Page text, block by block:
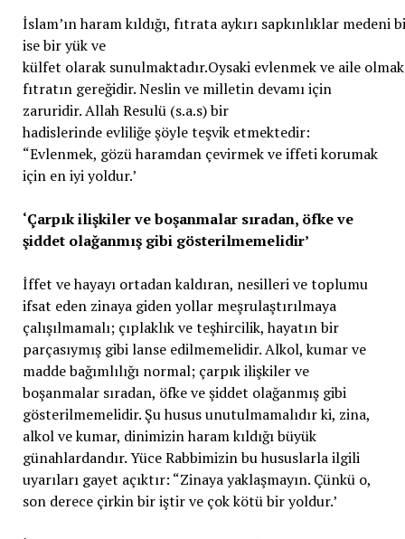
İslam’ın haram kıldığı, fıtrata aykırı sapkınlıklar
ise bir yük ve
külfet olarak sunulmaktadır.Oysaki evlenmek ve aile
fıtratın gereğidir. Neslin ve milletin devamı için
zaruridir. Allah Resulü (s.a.s) bir
hadislerinde evliliğe şöyle teşvik etmektedir:
“Evlenmek, gözü haramdan çevirmek ve iffeti korumak
için en iyi yoldur.’
‘Çarpık ilişkiler ve boşanmalar sıradan, öfke ve
şiddet olağanmış gibi gösterilmemelidir’
İffet ve hayayı ortadan kaldıran, nesilleri ve toplumu
ifsat eden zinaya giden yollar meşrulaştırılmaya
çalışılmamalı; çıplaklık ve teşhircilik, hayatın bir
parçasıymış gibi lanse edilmemelidir. Alkol, kumar ve
madde bağımlılığı normal; çarpık ilişkiler ve
boşanmalar sıradan, öfke ve şiddet olağanmış gibi
gösterilmemelidir. Şu husus unutulmamalıdır ki, zina,
alkol ve kumar, dinimizin haram kıldığı büyük
günahlardandır. Yüce Rabbimizin bu hususlarla ilgili
uyarıları gayet açıktır: “Zinaya yaklaşmayın. Çünkü o,
son derece çirkin bir iştir ve çok kötü bir yoldur.’